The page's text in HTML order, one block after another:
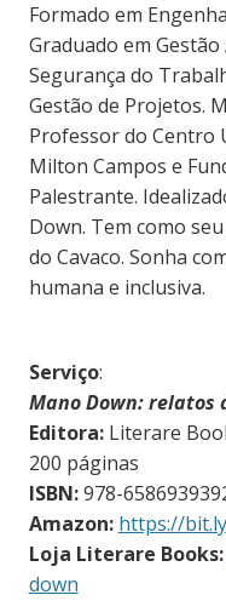
Formado em
Graduado em
Segurança do
Gestão de Projetos.
Professor do Centro
Milton Campos e
Palestrante.
Down. Tem como
do Cavaco. Sonha
humana e inclusiva.
Serviço:
Mano Down: relatos
Editora:Literare
200 páginas
ISBN:978-
Amazon: https://
Loja Literare Books:
down